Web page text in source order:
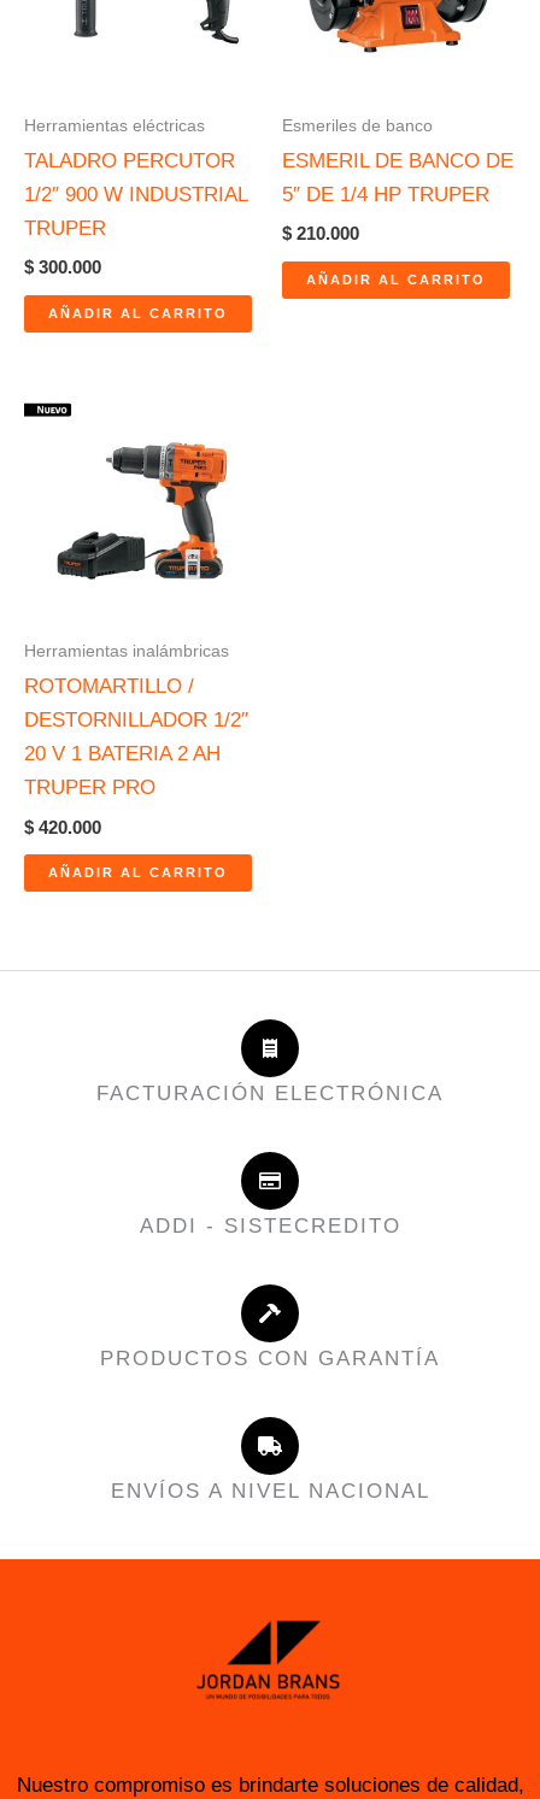
Herramientas eléctricas
TALADRO PERCUTOR
1/2″ 900 W INDUSTRIAL
TRUPER
$ 300.000
AÑADIR AL CARRITO
Esmeriles de banco
ESMERIL DE BANCO DE
5″ DE 1/4 HP TRUPER
$ 210.000
AÑADIR AL CARRITO
Herramientas inalámbricas
ROTOMARTILLO /
DESTORNILLADOR 1/2″
20 V 1 BATERIA 2 AH
TRUPER PRO
$ 420.000
AÑADIR AL CARRITO
FACTURACIÓN ELECTRÓNICA
ADDI - SISTECREDITO
PRODUCTOS CON GARANTÍA
ENVÍOS A NIVEL NACIONAL
Nuestro compromiso es brindarte soluciones de calidad,